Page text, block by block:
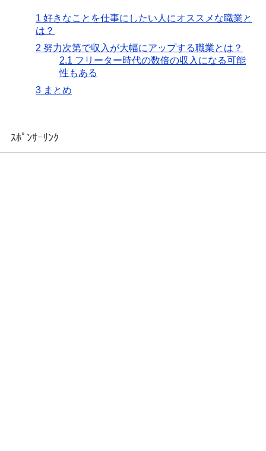
1 好きなことを仕事にしたい人にオススメな職業と
は？
2 努力次第で収入が大幅にアップする職業とは？
2.1 フリーター時代の数倍の収入になる可能
性もある
3 まとめ
ｽﾎﾟﾝｻｰﾘﾝｸ